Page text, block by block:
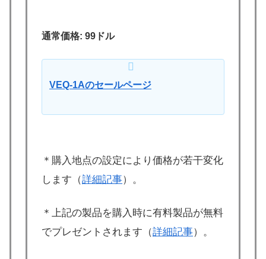
通常価格: 99ドル
VEQ-1Aのセールページ
＊購入地点の設定により価格が若干変化
します（詳細記事）。
＊上記の製品を購入時に有料製品が無料
でプレゼントされます（詳細記事）。